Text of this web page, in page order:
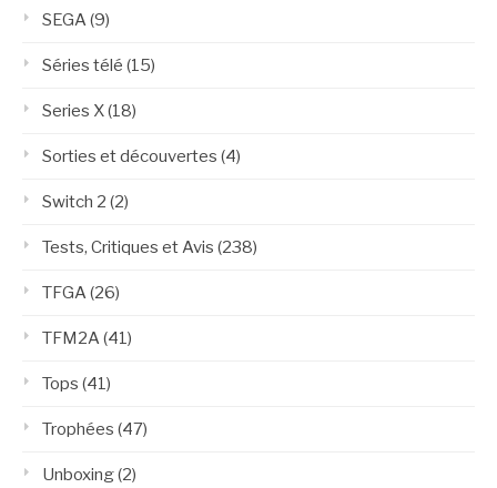
SEGA(9)
Séries télé (15)
Series X(18)
Sorties et découvertes (4)
Switch 2 (2)
Tests, Critiques et Avis (238)
TFGA(26)
TFM2A(41)
Tops (41)
Trophées (47)
Unboxing(2)